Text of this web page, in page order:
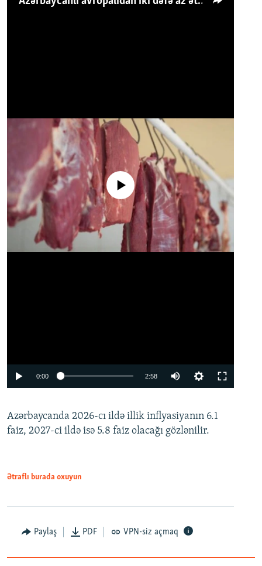
No media source currently available
0:00 2:58
360p
480p
Azərbaycanda 2026-cı ildə illik inflyasiyanın 6.1
faiz, 2027-ci ildə isə 5.8 faiz olacağı gözlənilir.
Ətraflı burada oxuyun
Paylaş PDF VPN-siz açmaq